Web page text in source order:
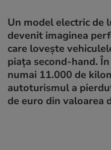
Un model electric de
devenit imaginea
care lovește
piața second-hand.
numai 11.000 de
autoturismul a
de euro din valoarea